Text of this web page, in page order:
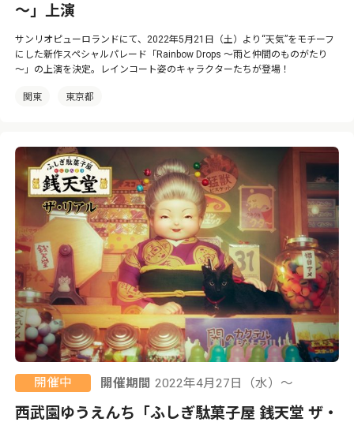
～」上演
サンリオピューロランドにて、2022年5月21日（土）より“天気”をモチーフ
にした新作スペシャルパレード「Rainbow Drops ～雨と仲間のものがたり
～」の上演を決定。レインコート姿のキャラクターたちが登場！
関東 東京都
開催中 開催期間 2022年4月27日（水）〜
西武園ゆうえんち「ふしぎ駄菓子屋 銭天堂 ザ・